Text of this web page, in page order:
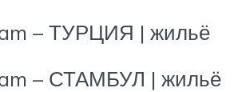
– ТУРЦИЯ | жильё
– СТАМБУЛ | жильё